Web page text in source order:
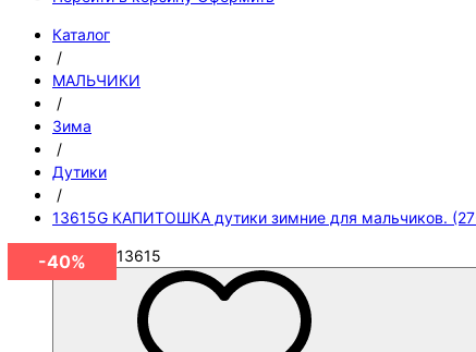
Каталог
/
МАЛЬЧИКИ
/
Зима
/
Дутики
/
13615G КАПИТОШКА дутики зимние для мальчиков.
Артикул 13615
-40%